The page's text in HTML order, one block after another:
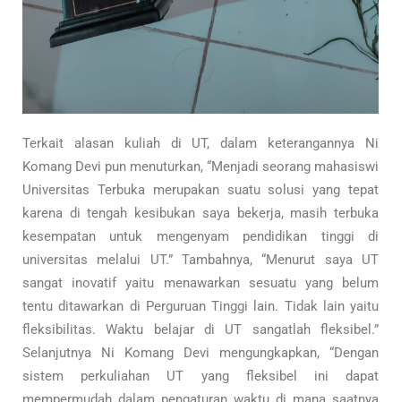
Terkait alasan kuliah di UT, dalam keterangannya Ni
Komang Devi pun menuturkan, “Menjadi seorang mahasiswi
Universitas Terbuka merupakan suatu solusi yang tepat
karena di tengah kesibukan saya bekerja, masih terbuka
kesempatan untuk mengenyam pendidikan tinggi di
universitas melalui UT.” Tambahnya, “Menurut saya UT
sangat inovatif yaitu menawarkan sesuatu yang belum
tentu ditawarkan di Perguruan Tinggi lain. Tidak lain yaitu
fleksibilitas. Waktu belajar di UT sangatlah fleksibel.”
Selanjutnya Ni Komang Devi mengungkapkan, “Dengan
sistem perkuliahan UT yang fleksibel ini dapat